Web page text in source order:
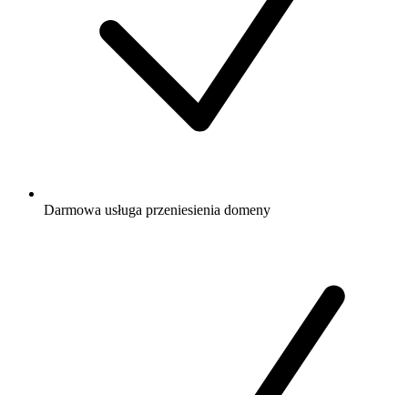
Darmowa usługa przeniesienia domeny